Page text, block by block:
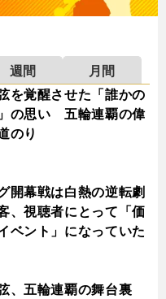
週間
月間
を覚醒させた「誰かの
の思い 五輪連覇の偉
のり
開幕戦は白熱の逆転劇
、視聴者にとって「価
ベント」になっていた
、五輪連覇の舞台裏